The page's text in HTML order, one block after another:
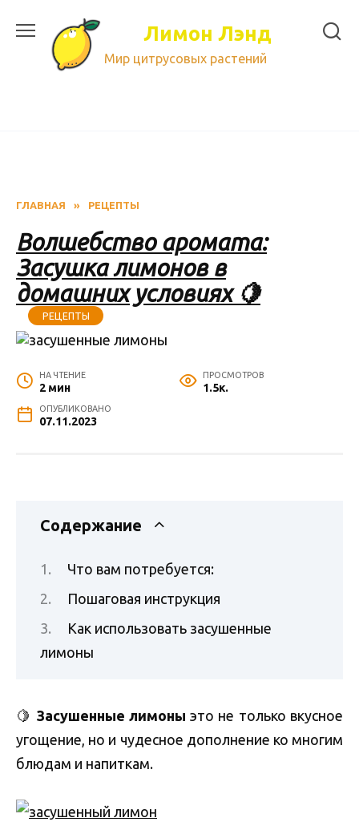
содержанию
Лимон Лэнд
Мир цитрусовых растений
ГЛАВНАЯ » РЕЦЕПТЫ
Волшебство аромата:
Засушка лимонов в
домашних условиях 🍋
РЕЦЕПТЫ
НА ЧТЕНИЕ
2 мин
ПРОСМОТРОВ
1.5к.
ОПУБЛИКОВАНО
07.11.2023
Содержание
Что вам потребуется:
Пошаговая инструкция
Как использовать засушенные
лимоны
🍋 Засушенные лимоны это не только вкусное
угощение, но и чудесное дополнение ко многим
блюдам и напиткам.